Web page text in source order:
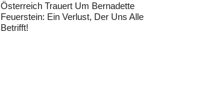
Österreich Trauert Um Bernadette
Feuerstein: Ein Verlust, Der Uns Alle
Betrifft!